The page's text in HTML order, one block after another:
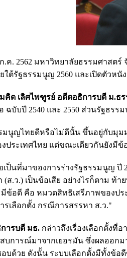
.ค. 2562 มหาวิทยาลัยธรรมศาสตร์
ใต้รัฐธรรมนูญ 2560 และเปิดตัวห
คิด เลิศไพฑูรย์ อดีตอธิการบดี ม.ธ
ฉบับปี 2540 และ 2550 ส่วนรัฐธรร
มนูญไทยดีหรือไม่ดีนั้น ขึ้นอยู่กับมุม
ประเทศไทย แต่ขณะเดียวกันยังมีข้
เป็นที่มาของการร่างรัฐธรรมนูญ ปี
(ส.ว.) เป็นข้อเสีย อย่างไรก็ตาม ท้
มีข้อดี คือ หมวดสิทธิเสรีภาพของป
รเลือกตั้ง กรณีการสรรหา ส.ว."
ารบดี มธ. กล่าวถึงเรื่องเลือกตั้งที่
บการณ์มาจากเยอรมัน ซึ่งผลออก
บด้วย ดังนั้น ระบบเลือกตั้งมีทั้งข้อดี